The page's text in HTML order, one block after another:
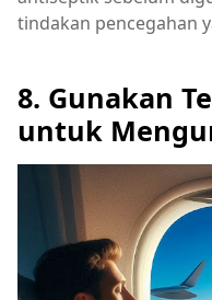
tindakan pencegahan
8. Gunakan
untuk